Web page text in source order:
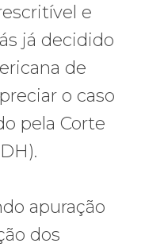
e
já decidido
de
o caso
pela Corte
apuração
dos